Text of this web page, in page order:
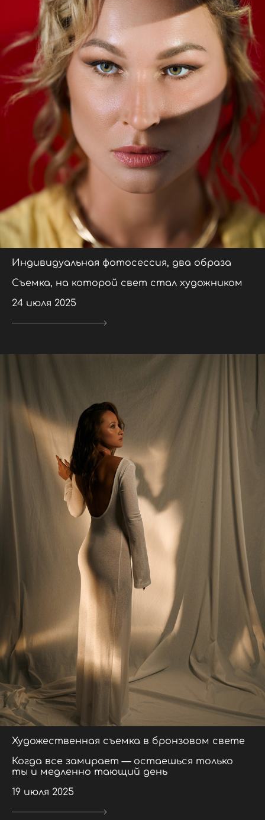
Индивидуальная фотосессия, два образа
Съемка, на которой свет стал художником
24 июля 2025
Художественная съемка в бронзовом свете
Когда все замирает — остаешься только
ты и медленно тающий день
19 июля 2025